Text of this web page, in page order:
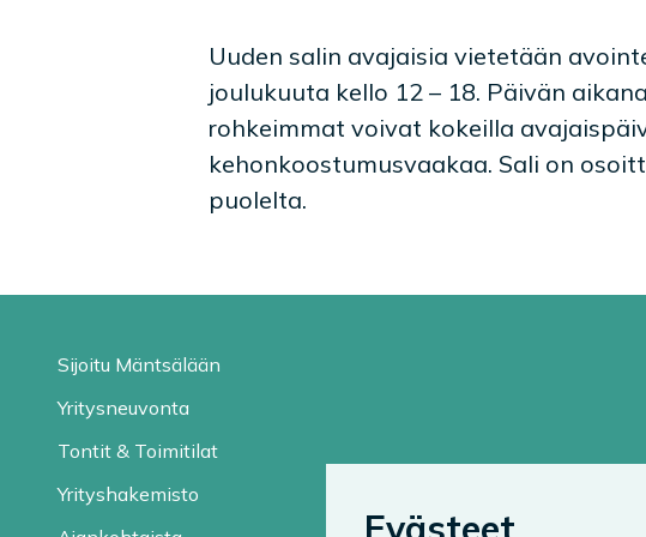
Uuden salin avajaisia vietetään
joulukuuta kello 12 – 18. Päivän
rohkeimmat voivat kokeilla
kehonkoostumusvaakaa. Sali on
puolelta.
Sijoitu Mäntsälään
Yritysneuvonta
Tontit & Toimitilat
Yrityshakemisto